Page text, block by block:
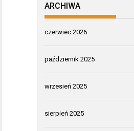
ARCHIWA
czerwiec 2026
październik 2025
wrzesień 2025
sierpień 2025